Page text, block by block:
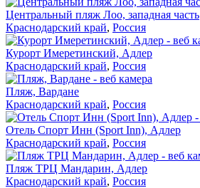
Центральный пляж Лоо, западная часть
Краснодарский край, Россия
Курорт Имеретинский, Адлер
Краснодарский край, Россия
Пляж, Вардане
Краснодарский край, Россия
Отель Спорт Инн (Sport Inn), Адлер
Краснодарский край, Россия
Пляж ТРЦ Мандарин, Адлер
Краснодарский край, Россия